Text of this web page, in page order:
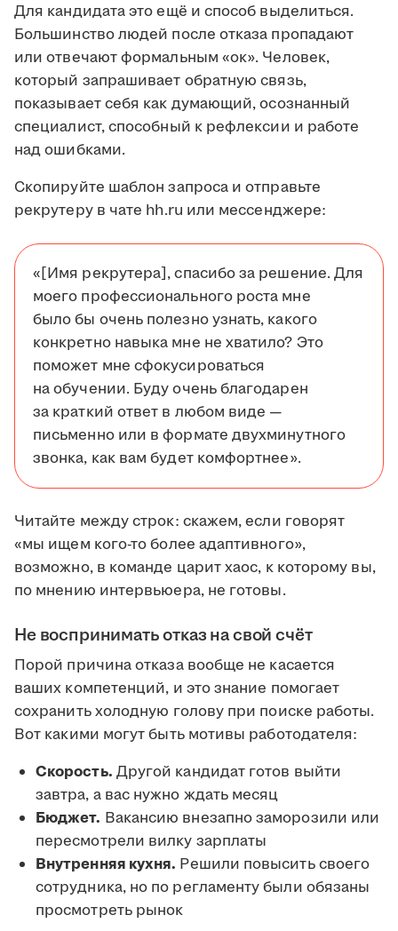
Для кандидата это ещё и способ выделиться.
Большинство людей после отказа пропадают
или отвечают формальным «ок». Человек,
который запрашивает обратную связь,
показывает себя как думающий, осознанный
специалист, способный к рефлексии и работе
над ошибками.
Скопируйте шаблон запроса и отправьте
рекрутеру в чате hh.ru или мессенджере:
«[Имя рекрутера], спасибо за решение. Для
моего профессионального роста мне
было бы очень полезно узнать, какого
конкретно навыка мне не хватило? Это
поможет мне сфокусироваться
на обучении. Буду очень благодарен
за краткий ответ в любом виде —
письменно или в формате двухминутного
звонка, как вам будет комфортнее».
Читайте между строк: скажем, если говорят
«мы ищем кого-то более адаптивного»,
возможно, в команде царит хаос, к которому вы,
по мнению интервьюера, не готовы.
Не воспринимать отказ на свой счёт
Порой причина отказа вообще не касается
ваших компетенций, и это знание помогает
сохранить холодную голову при поиске работы.
Вот какими могут быть мотивы работодателя:
Скорость. Другой кандидат готов выйти
завтра, а вас нужно ждать месяц
Бюджет. Вакансию внезапно заморозили или
пересмотрели вилку зарплаты
Внутренняя кухня. Решили повысить своего
сотрудника, но по регламенту были обязаны
просмотреть рынок